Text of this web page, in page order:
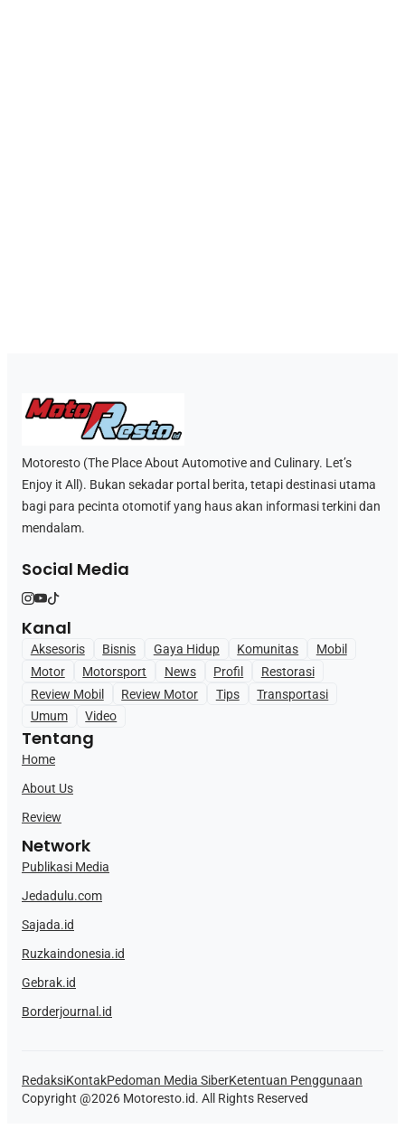
Motoresto (The Place About Automotive and Culinary. Let’s
Enjoy it All). Bukan sekadar portal berita, tetapi destinasi utama
bagi para pecinta otomotif yang haus akan informasi terkini dan
mendalam.
Social Media
Kanal
Aksesoris Bisnis Gaya Hidup Komunitas
Mobil
Motor
Motorsport News Profil
Restorasi
Review Mobil
Review Motor Tips
Transportasi
Umum
Video
Tentang
Home
About Us
Review
Network
Publikasi Media
Jedadulu.com
Sajada.id
Ruzkaindonesia.id
Gebrak.id
Borderjournal.id
RedaksiKontakPedoman Media SiberKetentuan Penggunaan
Copyright @2026 Motoresto.id. All Rights Reserved